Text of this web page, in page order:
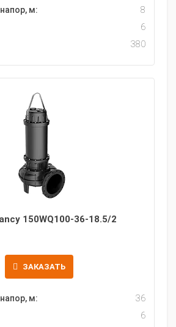
м:
8
6
380
150WQ100-36-18.5/2
ЗАКАЗАТЬ
м:
36
6